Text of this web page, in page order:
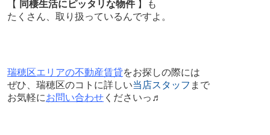
【 同棲生活にピッタリな物件】も
たくさん、取り扱っているんですよ。
瑞穂区エリアの不動産賃貸をお探しの際には
ぜひ、瑞穂区のコトに詳しい当店スタッフ まで
お気軽にお問い合わせくださいっ♬